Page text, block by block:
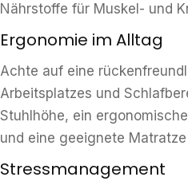
Nährstoffe für Muskel- und
Ergonomie im Alltag
Achte auf eine
Arbeitsplatzes und
Stuhlhöhe, ein
und eine geeignete
Stressmanagement